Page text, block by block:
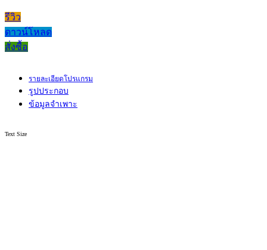
รีวิว
ดาวน์โหลด
สั่งซื้อ
รายละเอียดโปรแกรม
รูปประกอบ
ข้อมูลจำเพาะ
Text Size